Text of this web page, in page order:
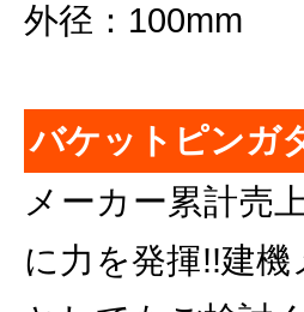
外径：100mm
バケットピンガ
メーカー累計売
に力を発揮!!建